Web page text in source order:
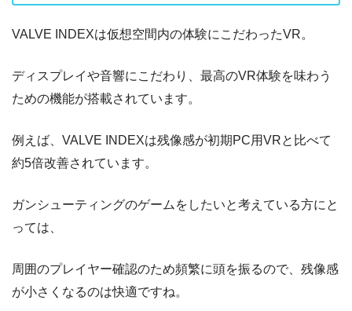
VALVE INDEXは仮想空間内の体験にこだわったVR。
ディスプレイや音響にこだわり、最高のVR体験を味わう
ための機能が搭載されています。
例えば、VALVE INDEXは残像感が初期PC用VRと比べて
約5倍改善されています。
ガンシューティングのゲームをしたいと考えている方にと
っては、
周囲のプレイヤー確認のため頻繁に頭を振るので、残像感
が小さくなるのは快適ですね。